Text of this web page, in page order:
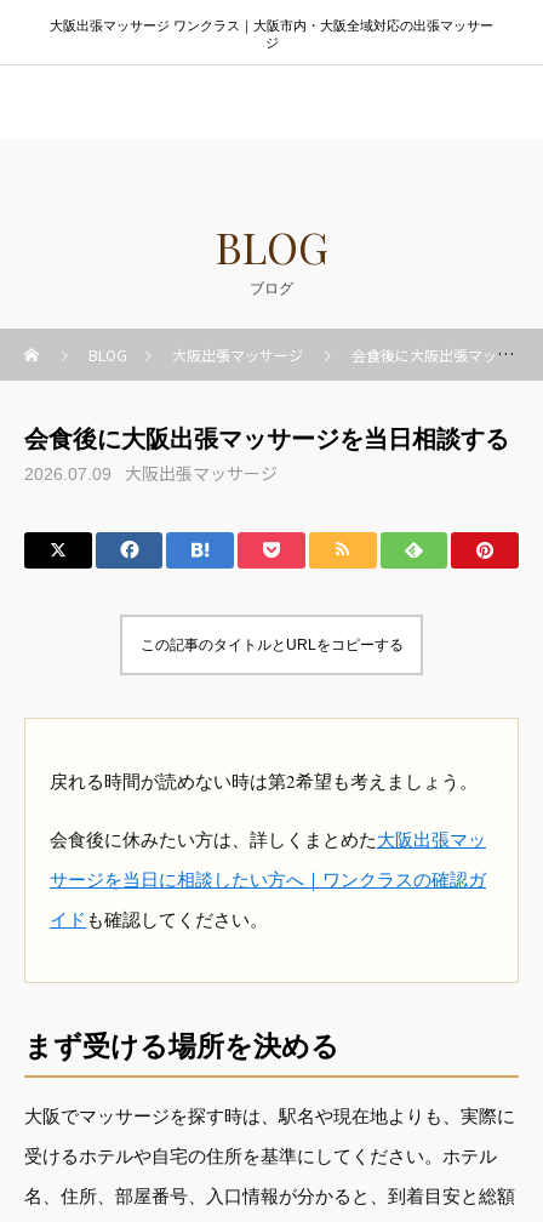
大阪出張マッサージ ワンクラス｜大阪市内・大阪全域対応の出張マッサー
ジ
BLOG
ブログ
BLOG 大阪出張マッサージ 会食後に大阪出張マッサージを当日相談する
会食後に大阪出張マッサージを当日相談する
2026.07.09 大阪出張マッサージ
この記事のタイトルとURLをコピーする
戻れる時間が読めない時は第2希望も考えましょう。
会食後に休みたい方は、詳しくまとめた大阪出張マッ
サージを当日に相談したい方へ｜ワンクラスの確認ガ
イド も確認してください。
まず受ける場所を決める
大阪でマッサージを探す時は、駅名や現在地よりも、実際に
受けるホテルや自宅の住所を基準にしてください。ホテル
名、住所、部屋番号、入口情報が分かると、到着目安と総額